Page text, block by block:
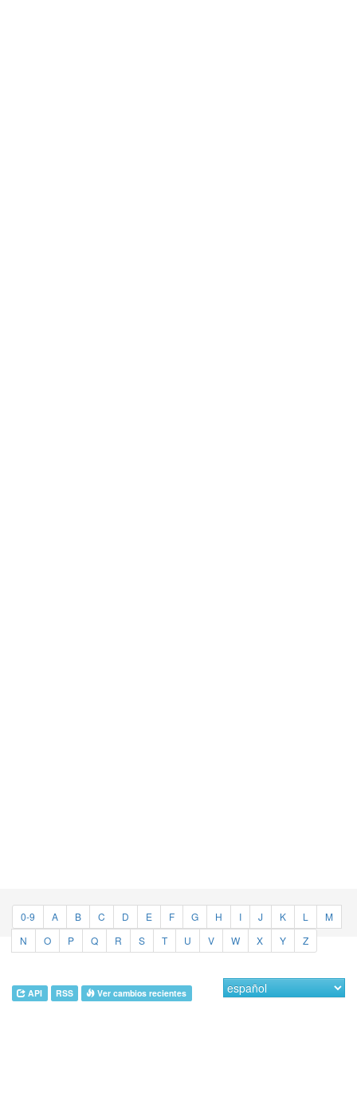
0-9 A B C D E F G H I J K L
M
N
O P Q R S T U V W X Y Z
API RSS Ver cambios recientes